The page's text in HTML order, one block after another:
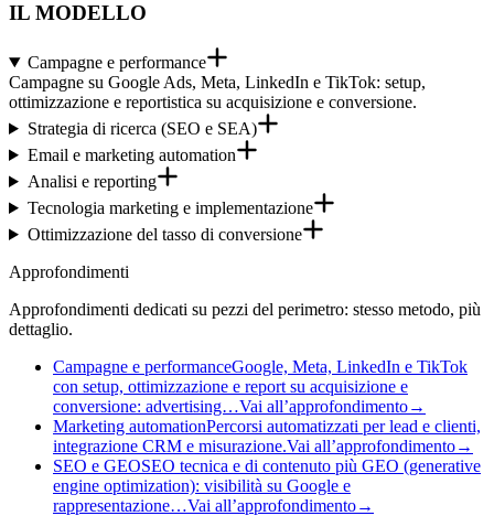
IL MODELLO
Campagne e performance
Campagne su Google Ads, Meta, LinkedIn e TikTok: setup,
ottimizzazione e reportistica su acquisizione e conversione.
Strategia di ricerca (SEO e SEA)
Email e marketing automation
Analisi e reporting
Tecnologia marketing e implementazione
Ottimizzazione del tasso di conversione
Approfondimenti
Approfondimenti dedicati su pezzi del perimetro: stesso metodo, più
dettaglio.
Campagne e performanceGoogle, Meta, LinkedIn e TikTok
con setup, ottimizzazione e report su acquisizione e
conversione: advertising…Vai all’approfondimento→
Marketing automationPercorsi automatizzati per lead e clienti,
integrazione CRM e misurazione.Vai all’approfondimento→
SEO e GEOSEO tecnica e di contenuto più GEO (generative
engine optimization): visibilità su Google e
rappresentazione…Vai all’approfondimento→